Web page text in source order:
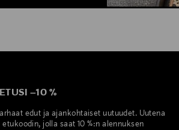
ETUSI –10 %
edut ja ajankohtaiset uutuudet. Uutena
jolla saat 10 %:n alennuksen